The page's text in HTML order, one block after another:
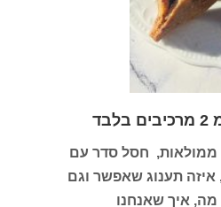
ממולאות, חסל סדר עם
מפורים 1972, איזה תענוג שאפשר וגם
איך שאנחנו